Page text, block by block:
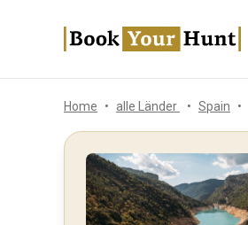
Home alle Länder Spain